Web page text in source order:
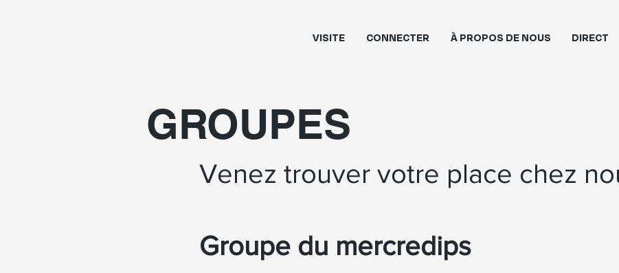
VISITE CONNECTER À PROPOS DE NOUS DIRECT
GROUPES
Venez trouver votre place chez
Groupe du mercredips